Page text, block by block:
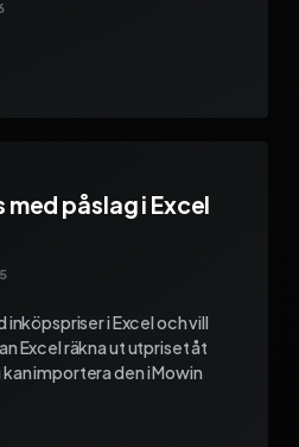
påslag i Excel
inköpspriser i Excel och vill
Excel räkna ut utpriset åt
importera den i Mowin